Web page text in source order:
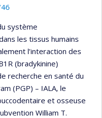
système
les tissus humains
l’interaction des
(bradykinine)
recherche en santé du
(PGP) – IALA, le
et osseuse
William T.